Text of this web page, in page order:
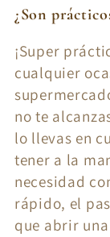
¿Son
¡Super
cualquier
no te
lo llevas en
tener a la
necesidad
rápido, el
que abrir